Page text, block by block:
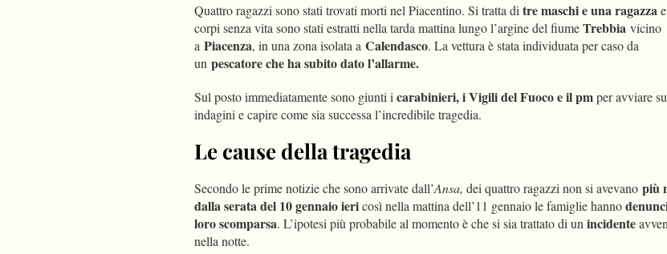
Quattro ragazzi sono stati trovati morti nel Piacentino. Si tratta di tre maschi e una ragazza
corpi senza vita sono stati estratti nella tarda mattina lungo l’argine del fiumeTrebbia vicino
a Piacenza, in una zona isolata a Calendasco. La vettura è stata individuata per caso da
un pescatore che ha subito dato l’allarme.
Sul posto immediatamente sono giunti i carabinieri, i Vigili del Fuoco e il pmper avviare
indagini e capire come sia successa l’incredibile tragedia.
Le cause della tragedia
Secondo le prime notizie che sono arrivate dall’Ansa, dei quattro ragazzi non si avevano più
dalla serata del 10 gennaio iericosì nella mattina dell’11 gennaio le famiglie hanno
loro scomparsa. L’ipotesi più probabile al momento è che si sia trattato di un incidente
nella notte.